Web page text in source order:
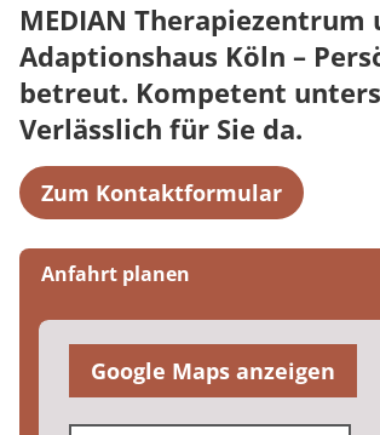
MEDIAN Therapiezentrum
Adaptionshaus Köln –
betreut. Kompetent
Verlässlich für Sie da.
Zum Kontaktformular
Anfahrt planen
Google Maps anzeigen